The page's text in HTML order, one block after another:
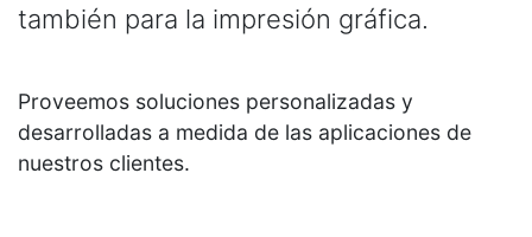
nuestros clientes.